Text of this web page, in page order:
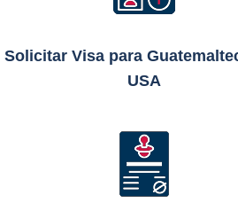
Solicitar Visa para
USA